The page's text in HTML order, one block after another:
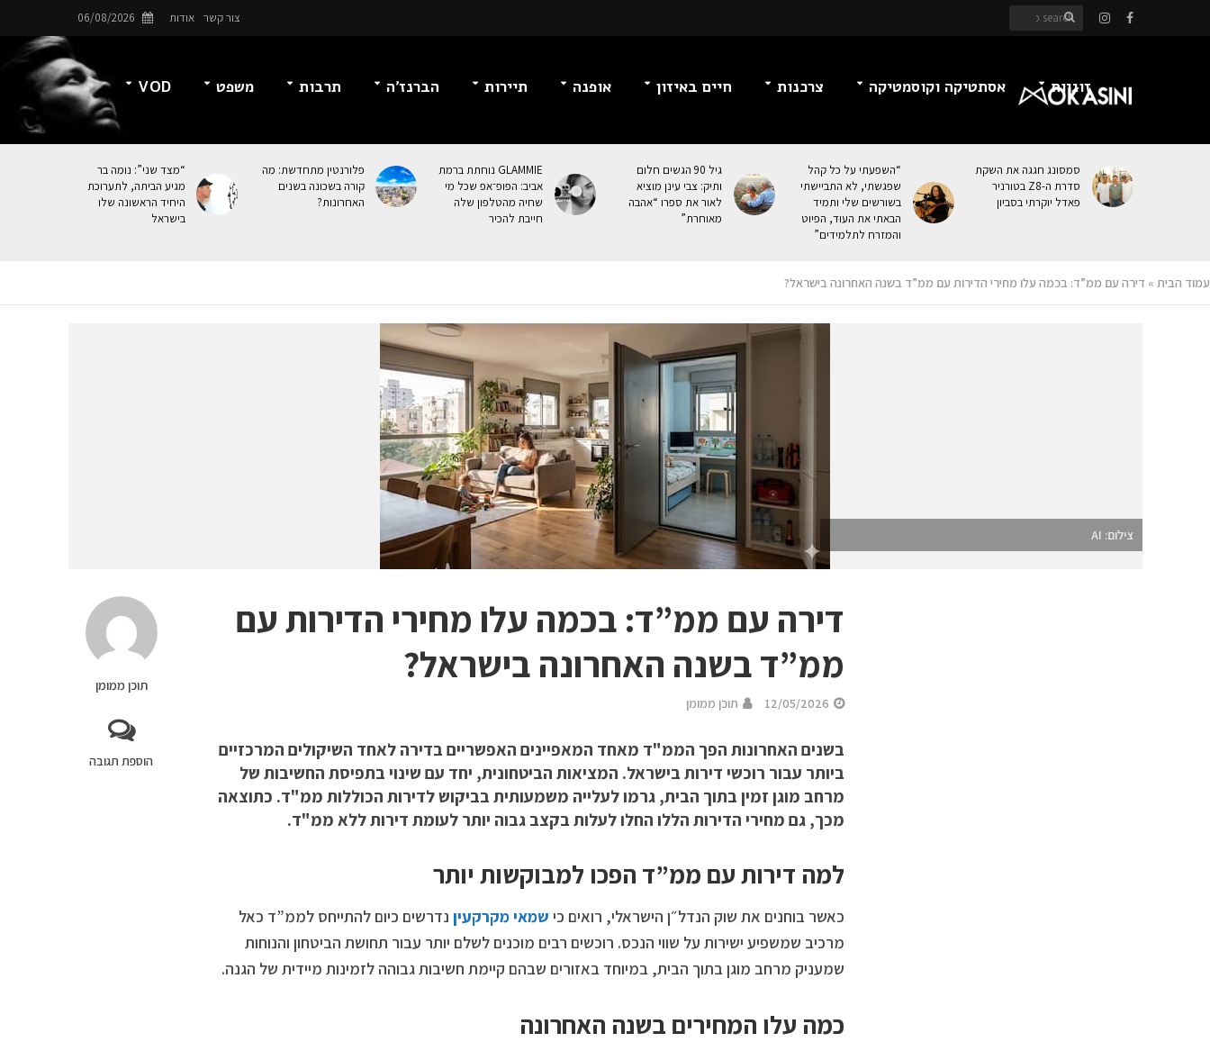
צור קשר אודות 06/08/2026
זוגיות אסתטיקה וקוסמטיקה צרכנות חיים באיזון אופנה תיירות הברנז’ה תרבות משפט VOD
סמסונג חגגה את השקת
סדרת ה-Z8 בטורניר
פאדל יוקרתי בסביון
“השפעתי על כל קהל
שפגשתי, לא התביישתי
בשורשים שלי ותמיד
הבאתי את העוּד, הפיוט
והמזרח לתלמידים”
גיל 90 הגשים חלום
ותיק: צבי עינן מוציא
לאור את ספרו “אהבה
מאוחרת”
GLAMMIE נוחתת ברמת
אביב: הפופ־אפ שכל מי
שחיה מהטלפון שלה
חייבת להכיר
פלורנטין מתחדשת: מה
קורה בשכונה בשנים
האחרונות?
“מצד שני”: נומה בר
מגיע הביתה, לתערוכת
היחיד הראשונה שלו
בישראל
עמוד הבית » דירה עם ממ”ד: בכמה עלו מחירי הדירות עם ממ”ד בשנה האחרונה בישראל?
צילום: AI
תוכן ממומן
הוספת תגובה
דירה עם ממ”ד: בכמה עלו מחירי הדירות עם
ממ”ד בשנה האחרונה בישראל?
12/05/2026 תוכן ממומן
בשנים האחרונות הפך הממ"ד מאחד המאפיינים האפשריים בדירה לאחד השיקולים המרכזיים
ביותר עבור רוכשי דירות בישראל. המציאות הביטחונית, יחד עם שינוי בתפיסת החשיבות של
מרחב מוגן זמין בתוך הבית, גרמו לעלייה משמעותית בביקוש לדירות הכוללות ממ"ד. כתוצאה
מכך, גם מחירי הדירות הללו החלו לעלות בקצב גבוה יותר לעומת דירות ללא ממ"ד.
למה דירות עם ממ”ד הפכו למבוקשות יותר
כאשר בוחנים את שוק הנדל״ן הישראלי, רואים כי שמאי מקרקעיןנדרשים כיום להתייחס לממ”ד כאל
מרכיב שמשפיע ישירות על שווי הנכס. רוכשים רבים מוכנים לשלם יותר עבור תחושת הביטחון והנוחות
שמעניק מרחב מוגן בתוך הבית, במיוחד באזורים שבהם קיימת חשיבות גבוהה לזמינות מיידית של הגנה.
כמה עלו המחירים בשנה האחרונה